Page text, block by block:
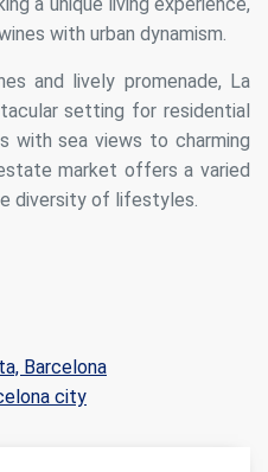
with urban dynamism.
and lively promenade, La
setting for residential
with sea views to charming
market offers a varied
diversity of lifestyles.
Barcelona
city